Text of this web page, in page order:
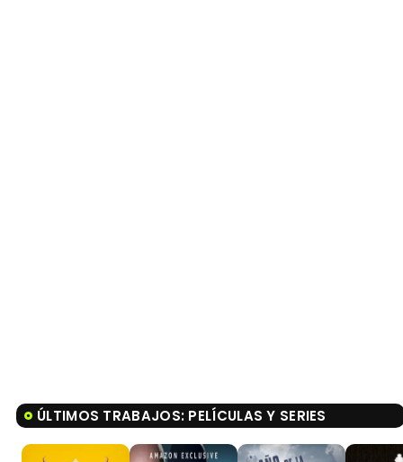
ÚLTIMOS TRABAJOS: PELÍCULAS Y SERIES